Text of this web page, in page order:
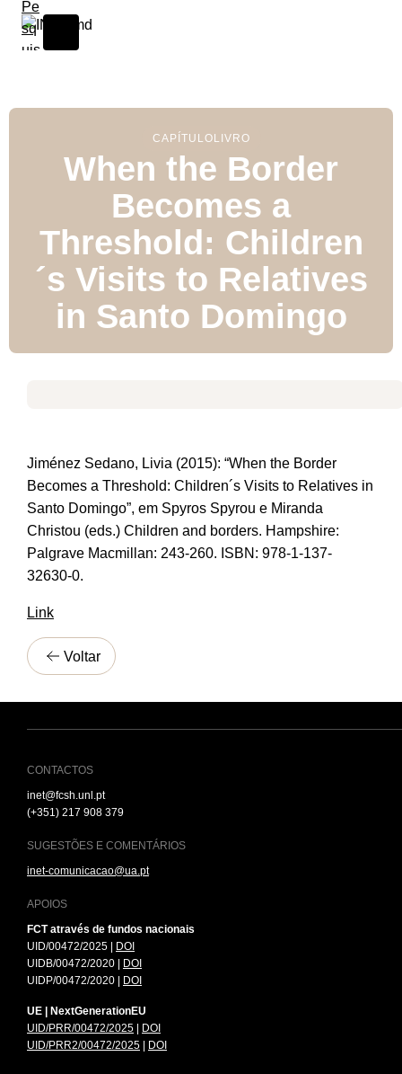
Skip to content
CAPÍTULO LIVRO
When the Border
Becomes a
Threshold: Children
´s Visits to Relatives
in Santo Domingo
Jiménez Sedano, Livia (2015): “When the Border
Becomes a Threshold: Children´s Visits to Relatives in
Santo Domingo”, em Spyros Spyrou e Miranda
Christou (eds.) Children and borders. Hampshire:
Palgrave Macmillan: 243-260. ISBN: 978-1-137-
32630-0.
Link
Voltar
CONTACTOS
inet@fcsh.unl.pt
(+351) 217 908 379
SUGESTÕES E COMENTÁRIOS
inet-comunicacao@ua.pt
APOIOS
FCT através de fundos nacionais
UID/00472/2025 |
DOI
UIDB/00472/2020 |
DOI
UIDP/00472/2020 |
DOI
UE | NextGenerationEU
UID/PRR/00472/2025
DOI
UID/PRR2/00472/2025
DOI